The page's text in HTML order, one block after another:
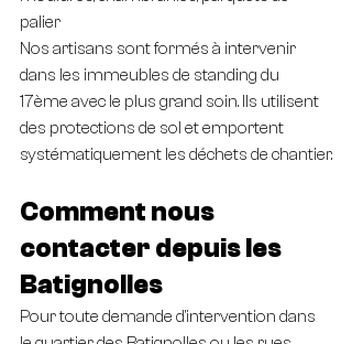
palier
Nos artisans sont formés à intervenir
dans les immeubles de standing du
17ème avec le plus grand soin. Ils utilisent
des protections de sol et emportent
systématiquement les déchets de chantier.
Comment nous
contacter depuis les
Batignolles
Pour toute demande d'intervention dans